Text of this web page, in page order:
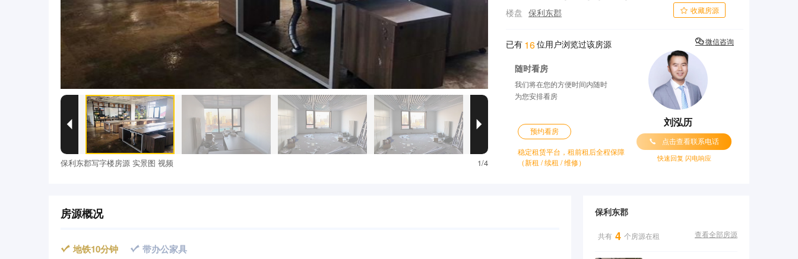
 
保利东郡写字楼房源 实景图 视频 1/4
楼盘
保利东郡  收藏房源
已有 16位用户浏览过该房源
随时看房
我们将在您的方便时间内随时
为您安排看房
预约看房
稳定租赁平台，租前租后全程保障
（新租 / 续租 / 维修）
刘泓历
 点击查看联系电话
微信咨询
快速回复 闪电响应
房源概况
 地铁10分钟  带办公家具
保利东郡
共有 4 个房源在租 查看全部房源